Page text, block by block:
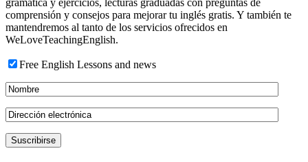
gramática y ejercicios, lecturas graduadas con preguntas de
comprensión y consejos para mejorar tu inglés gratis. Y también te
mantendremos al tanto de los servicios ofrecidos en
WeLoveTeachingEnglish.
Free English Lessons and news